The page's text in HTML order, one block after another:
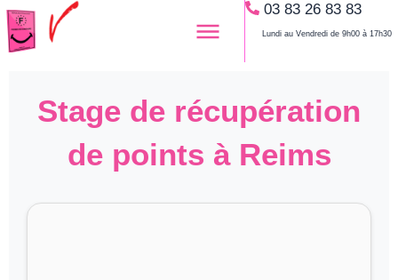
Aller
au
contenu
03 83 26 83 83
Lundi au Vendredi de 9h00 à 17h30
Stage de récupération
de points à Reims